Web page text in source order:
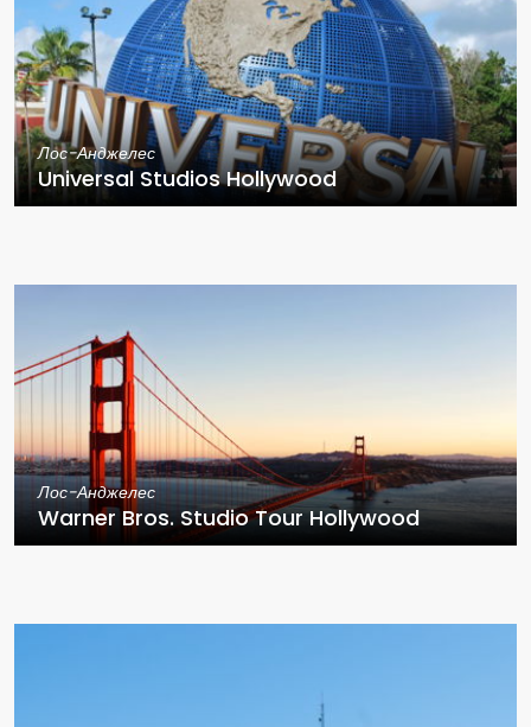
Лос-Анджелес
Universal Studios Hollywood
Лос-Анджелес
Warner Bros. Studio Tour Hollywood